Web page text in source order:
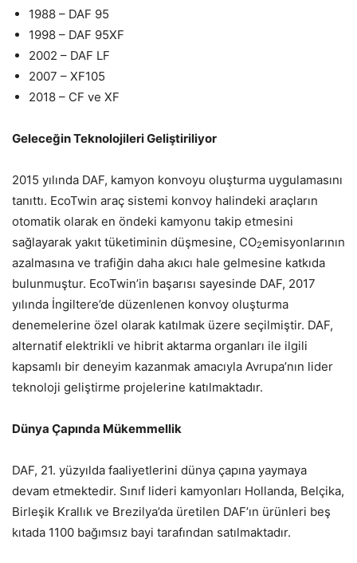
1988 – DAF 95
1998 – DAF 95XF
2002 – DAF LF
2007 – XF105
2018 – CF ve XF
Geleceğin Teknolojileri Geliştiriliyor
2015 yılında DAF, kamyon konvoyu oluşturma uygulamasını
tanıttı. EcoTwin araç sistemi konvoy halindeki araçların
otomatik olarak en öndeki kamyonu takip etmesini
sağlayarak yakıt tüketiminin düşmesine, CO2emisyonlarının
azalmasına ve trafiğin daha akıcı hale gelmesine katkıda
bulunmuştur. EcoTwin’in başarısı sayesinde DAF, 2017
yılında İngiltere’de düzenlenen konvoy oluşturma
denemelerine özel olarak katılmak üzere seçilmiştir. DAF,
alternatif elektrikli ve hibrit aktarma organları ile ilgili
kapsamlı bir deneyim kazanmak amacıyla Avrupa’nın lider
teknoloji geliştirme projelerine katılmaktadır.
Dünya Çapında Mükemmellik
DAF, 21. yüzyılda faaliyetlerini dünya çapına yaymaya
devam etmektedir. Sınıf lideri kamyonları Hollanda, Belçika,
Birleşik Krallık ve Brezilya’da üretilen DAF’ın ürünleri beş
kıtada 1100 bağımsız bayi tarafından satılmaktadır.